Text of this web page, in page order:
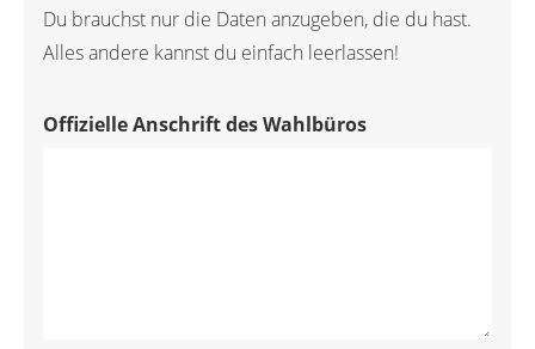
Du brauchst nur die Daten anzugeben, die du hast.
Alles andere kannst du einfach leerlassen!
Offizielle Anschrift des Wahlbüros